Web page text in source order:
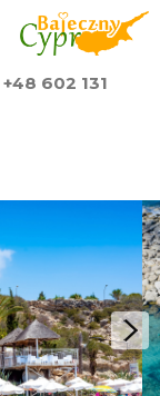
+48 602 131
Next